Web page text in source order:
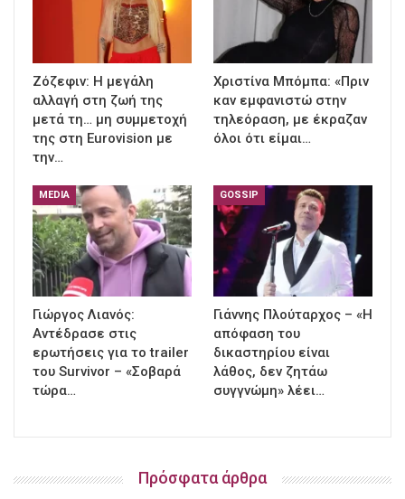
Ζόζεφιν: Η μεγάλη
αλλαγή στη ζωή της
μετά τη… μη συμμετοχή
της στη Eurovision με
την…
Χριστίνα Μπόμπα: «Πριν
καν εμφανιστώ στην
τηλεόραση, με έκραζαν
όλοι ότι είμαι…
MEDIA
Γιώργος Λιανός:
Αντέδρασε στις
ερωτήσεις για το trailer
του Survivor – «Σοβαρά
τώρα…
GOSSIP
Γιάννης Πλούταρχος – «Η
απόφαση του
δικαστηρίου είναι
λάθος, δεν ζητάω
συγγνώμη» λέει…
Πρόσφατα άρθρα